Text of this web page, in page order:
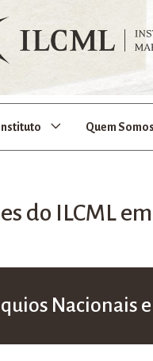
Instituto Quem Somos
do ILCML
Nacionais